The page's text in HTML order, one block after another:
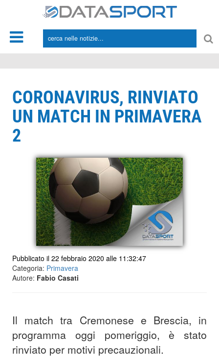
CORONAVIRUS, RINVIATO
UN MATCH IN PRIMAVERA
2
Pubblicato il 22 febbraio 2020 alle 11:32:47
Categoria: Primavera
Autore: Fabio Casati
Il match tra Cremonese e Brescia, in
programma oggi pomeriggio, è stato
rinviato per motivi precauzionali.